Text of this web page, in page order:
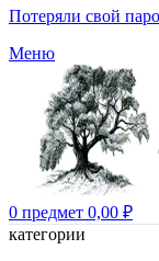
Потеряли свой
Меню
0 предмет 0,00 ₽
категории